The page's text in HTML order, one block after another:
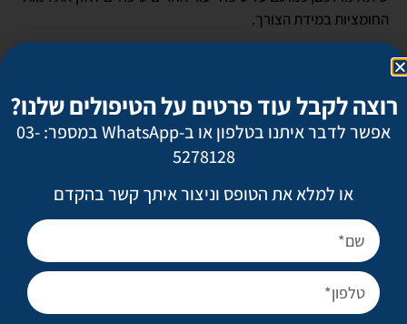
החומציות במידת הצורך.
תוכלו להעריך את רמת ה-pH של העור שלכם על ידי כך שתעקבו
עור שנראה בריא ולא סובל מיובש, נחשב מאוזן. גירויים, אקנה,
אדמומיות ויובש הם כולם סימנים ל-pH גבוה, שנוטה לכיוון הבסיסי
יותר.
איך לאזן pH בעור
רוצה לקבל עוד פרטים על הטיפולים שלנו?
אפשר לדבר איתנו בטלפון או ב-WhatsApp במספר: 03-
5278128
או למלא את הטופס וניצור איתך קשר בהקדם